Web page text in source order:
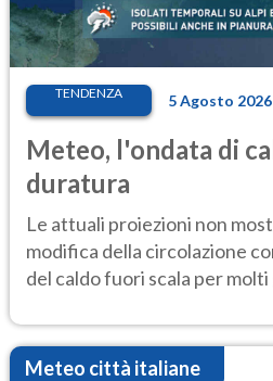
TENDENZA 5 Agosto 2026
Meteo, l'ondata di
duratura
Le attuali proiezioni non
modifica della circolazione
del caldo fuori scala per
Meteo città italiane